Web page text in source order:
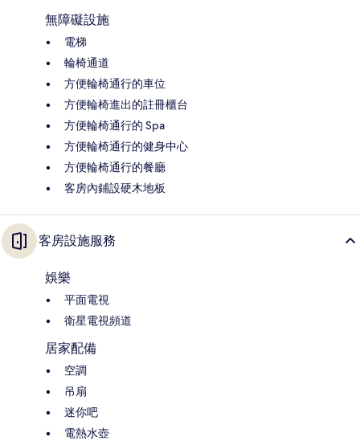
無障礙設施
電梯
輪椅通道
方便輪椅通行的車位
方便輪椅進出的註冊櫃台
方便輪椅通行的 Spa
方便輪椅通行的健身中心
方便輪椅通行的餐廳
客房內鋪設硬木地板
客房設施服務
娛樂
平面電視
衛星電視頻道
居家配備
空調
吊扇
迷你吧
電熱水壺